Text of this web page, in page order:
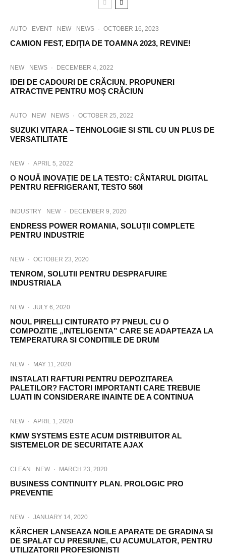
AUTO EVENT NEW NEWS · OCTOBER 16, 2023
CAMION FEST, EDIȚIA DE TOAMNA 2023, REVINE!
NEW NEWS · DECEMBER 4, 2022
IDEI DE CADOURI DE CRĂCIUN. PROPUNERI
ATRACTIVE PENTRU MOȘ CRĂCIUN
AUTO NEW NEWS · OCTOBER 25, 2022
SUZUKI VITARA – TEHNOLOGIE SI STIL CU UN PLUS DE
VERSATILITATE
NEW · APRIL 5, 2022
O NOUĂ INOVAȚIE DE LA TESTO: CÂNTARUL DIGITAL
PENTRU REFRIGERANT, TESTO 560I
INDUSTRY NEW · DECEMBER 9, 2020
ENDRESS POWER ROMANIA, SOLUȚII COMPLETE
PENTRU INDUSTRIE
NEW · OCTOBER 23, 2020
TENROM, SOLUTII PENTRU DESPRAFUIRE
INDUSTRIALA
NEW · JULY 6, 2020
NOUL PIRELLI CINTURATO P7 PNEUL CU O
COMPOZITIE „INTELIGENTA” CARE SE ADAPTEAZA LA
TEMPERATURA SI CONDITIILE DE DRUM
NEW · MAY 11, 2020
INSTALATI RAFTURI PENTRU DEPOZITAREA
PALETILOR? FACTORI IMPORTANTI CARE TREBUIE
LUATI IN CONSIDERARE INAINTE DE A CONTINUA
NEW · APRIL 1, 2020
KMW SYSTEMS ESTE ACUM DISTRIBUITOR AL
SISTEMELOR DE SECURITATE AJAX
CLEAN NEW · MARCH 23, 2020
BUSINESS CONTINUITY PLAN. PROLOGIC PRO
PREVENTIE
NEW · JANUARY 14, 2020
KÄRCHER LANSEAZA NOILE APARATE DE GRADINA SI
DE SPALAT CU PRESIUNE, CU ACUMULATOR, PENTRU
UTILIZATORII PROFESIONISTI